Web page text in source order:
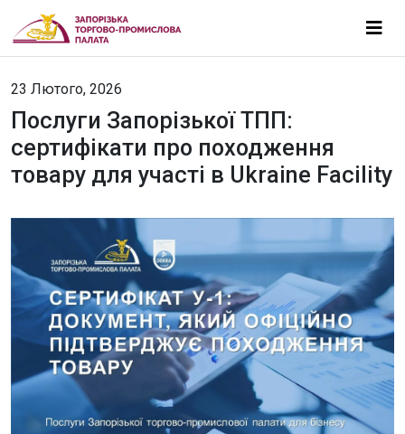
23 Лютого, 2026
Послуги Запорізької ТПП:
сертифікати про походження
товару для участі в Ukraine Facility